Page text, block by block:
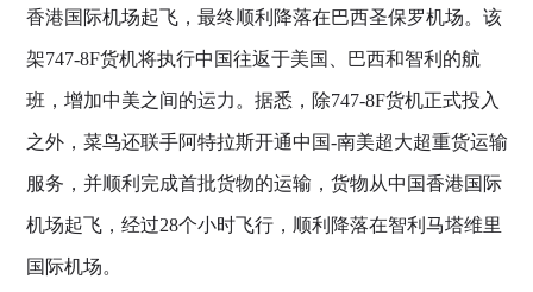
香港国际机场起飞，最终顺利降落在巴西圣保罗机场。该
架747-8F货机将执行中国往返于美国、巴西和智利的航
班，增加中美之间的运力。据悉，除747-8F货机正式投入
之外，菜鸟还联手阿特拉斯开通中国-南美超大超重货运输
服务，并顺利完成首批货物的运输，货物从中国香港国际
机场起飞，经过28个小时飞行，顺利降落在智利马塔维里
国际机场。